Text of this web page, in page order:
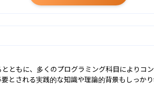
ともに、多くのプログラミング科目によりコ
とされる実践的な知識や理論的背景もしっかり